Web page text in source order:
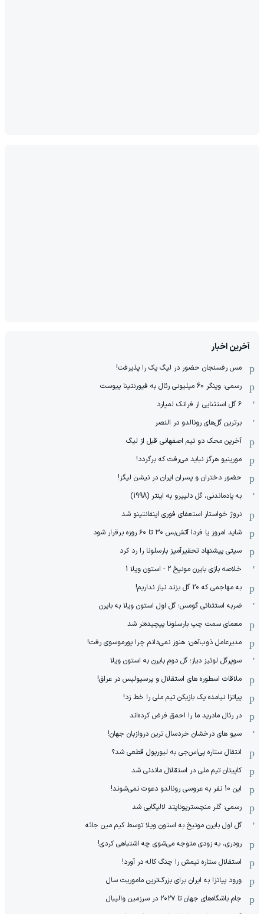
آخرین اخبار
مس رفسنجان حضور در لیگ یک را پذیرفت!
رسمی: وینگر 60 میلیونی رئال به فیورنتینا پیوست
6 گل استثنایی از فرانک لمپارد
برترین گل‌های رونالدو در النصر
آخرین محک دو تیم اصفهانی قبل از لیگ
مورینیو هرگز نباید می‌رفت که برگردد!
حضور دختران و پسران ایران در نیشن لیگز!
به یادماندنی، گل دلپیرو به اینتر (1998)
نروژ خواستار استعفای فوری اینفانتینو شد
شاید امروز یا فردا آتش‌بس ۳۰ تا ۶۰ روزه برقرار شود
سیتی پیشنهاد تحقیرآمیز بارسلونا را رد کرد
خلاصه بازی بایرن مونیخ 2 - استون ویلا 1
به مهاجمی که 20 گل بزند نیاز نداریم!
ضربه استثنائی گومس؛ گل اول استون ویلا به بایرن
معمای سمت چپ بارسلونا پیچیده‌تر شد
مدیرعامل ذوب‌آهن: هنوز نمی‌دانم چرا پورموسوی رفت!
سوپرگل لوئیز دیاز؛ گل دوم بایرن به استون ویلا
ملاقات اسطوره های استقلال و پرسپولیس در عراق!
پیاتزا نیامده یک بازیکن تیم ملی را خط زد!
در رئال مادرید ما را احمق فرض کرده‌اند
سیو های درخشان خردسال ترین دروازبان جهان!
انتقال ستاره پی‌اس‌جی به لیورپول قطعی شد؟
کاپیتان تیم ملی در استقلال ماندنی شد
این 10 نفر به عروسی رونالدو دعوت نمی‌شوند!
رسمی: گلر منچستریونایتد لالیگایی شد
گل اول بایرن مونیخ به استون ویلا توسط کیم مین جائه
رودری، به زودی متوجه می‌شوی چه اشتباهی کردی!
استقلال ستاره تیمش را چنگ کاله در آورد!
ورود پیاتزا به ایران برای بزرگ‌ترین ماموریت سال
جام باشگاه‌های جهان تا ۲۰۲۷ در سرزمین والیبال